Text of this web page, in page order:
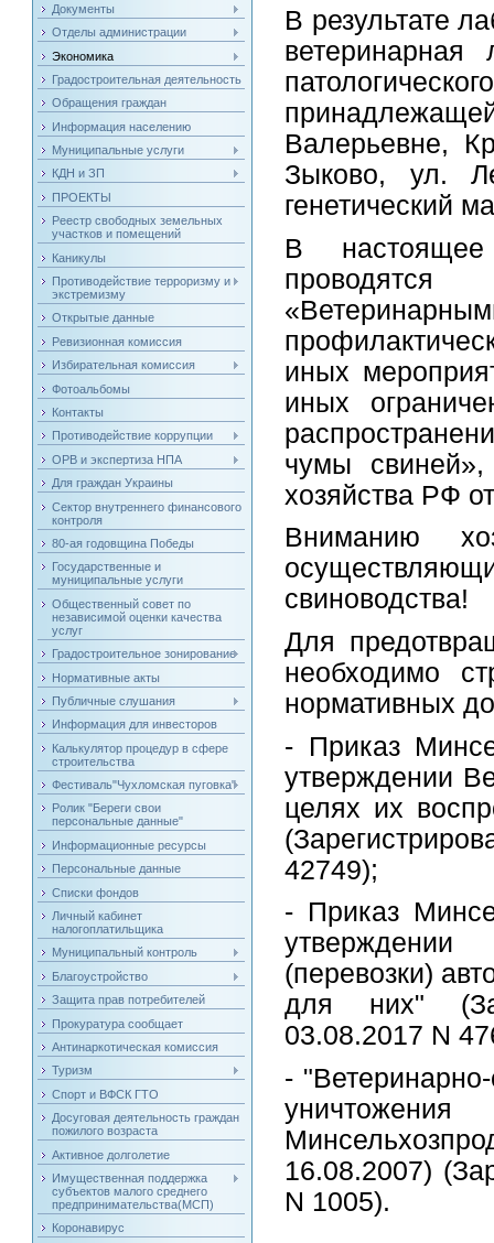
Документы
Отделы администрации
Экономика
Градостроительная деятельность
Обращения граждан
Информация населению
Муниципальные услуги
КДН и ЗП
ПРОЕКТЫ
Реестр свободных земельных
участков и помещений
Каникулы
Противодействие терроризму и
экстремизму
Открытые данные
Ревизионная комиссия
Избирательная комиссия
Фотоальбомы
Контакты
Противодействие коррупции
ОРВ и экспертиза НПА
Для граждан Украины
Сектор внутреннего финансового
контроля
80-ая годовщина Победы
Государственные и
муниципальные услуги
Общественный совет по
независимой оценки качества
услуг
Градостроительное зонирование
Нормативные акты
Публичные слушания
Информация для инвесторов
Калькулятор процедур в сфере
строительства
Фестиваль"Чухломская пуговка"
Ролик "Береги свои
персональные данные"
Информационные ресурсы
Персональные данные
Списки фондов
Личный кабинет
налогоплатильщика
Муниципальный контроль
Благоустройство
Защита прав потребителей
Прокуратура сообщает
Антинаркотическая комиссия
Туризм
Спорт и ВФСК ГТО
Досуговая деятельность граждан
пожилого возраста
Активное долголетие
Имущественная поддержка
субъектов малого среднего
предпринимательства(МСП)
Коронавирус
В результате
Валерьевне,
Зыково, ул.
генетический
В
иных
иных
чумы свиней»,
хозяйства РФ
Вниманию
свиноводства!
Для
необходимо
нормативных
- Приказ
утверждении
целях их
42749);
- Приказ
(перевозки)
для них"
03.08.2017 N
-
16.08.2007)
N 1005).